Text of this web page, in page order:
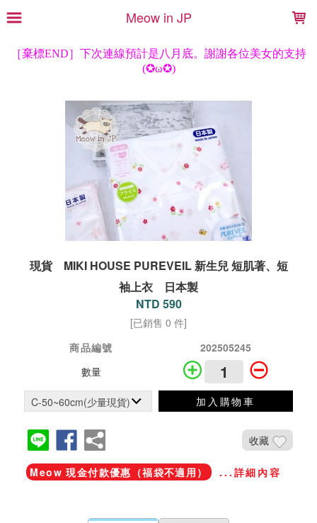
Meow in JP
現貨 MIKI HOUSE PUREVEIL 新生兒 短肌著、短
袖上衣 日本製
NTD 590
[已銷售 0 件]
商品編號
202505245
數量
加入購物車
收藏
Meow 現金付款優惠（福袋不適用） ...詳細內容